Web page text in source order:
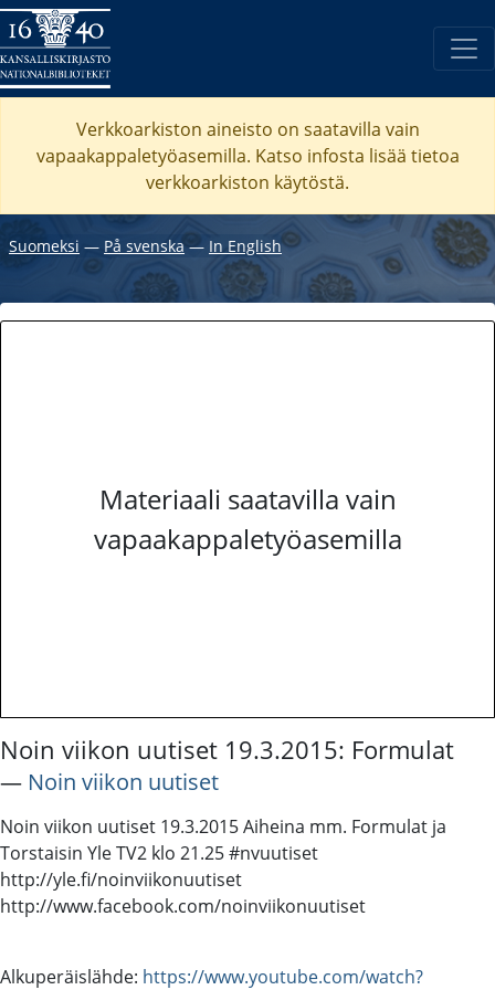
Verkkoarkiston aineisto on saatavilla vain
vapaakappaletyöasemilla. Katso infosta lisää tietoa
verkkoarkiston käytöstä.
Suomeksi ― På svenska― In English
Materiaali saatavilla vain
vapaakappaletyöasemilla
Noin viikon uutiset 19.3.2015: Formulat
― Noin viikon uutiset
Noin viikon uutiset 19.3.2015 Aiheina mm. Formulat ja
Torstaisin Yle TV2 klo 21.25 #nvuutiset
http://yle.fi/noinviikonuutiset
http://www.facebook.com/noinviikonuutiset
Alkuperäislähde: https://www.youtube.com/watch?